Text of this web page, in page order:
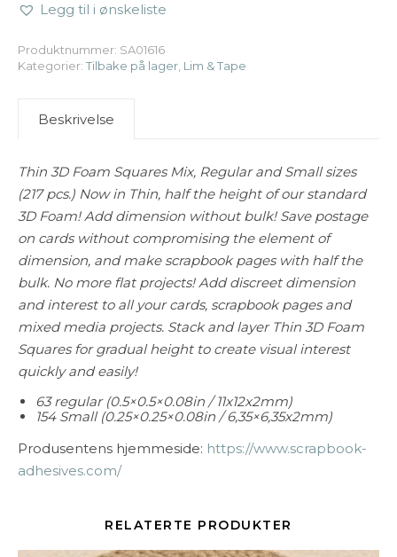
Legg til i ønskeliste
Produktnummer: SA01616
Kategorier: Tilbake på lager Lim & Tape
Beskrivelse
Thin 3D Foam Squares Mix, Regular and Small sizes
(217 pcs.) Now in Thin, half the height of our standard
3D Foam! Add dimension without bulk! Save postage
on cards without compromising the element of
dimension, and make scrapbook pages with half the
bulk. No more flat projects! Add discreet dimension
and interest to all your cards, scrapbook pages and
mixed media projects. Stack and layer Thin 3D Foam
Squares for gradual height to create visual interest
quickly and easily!
63 regular (0.5×0.5×0.08in / 11x12x2mm)
154 Small (0.25×0.25×0.08in / 6,35×6,35x2mm)
Produsentens hjemmeside: https://www.scrapbook-
adhesives.com/
RELATERTE PRODUKTER